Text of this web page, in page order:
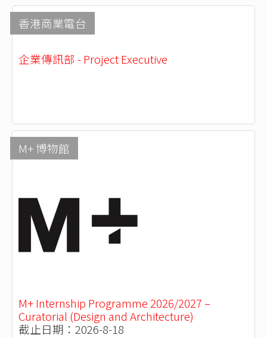
香港商業電台
企業傳訊部 - Project Executive
M+ 博物館
M+ Internship Programme 2026/2027 –
Curatorial (Design and Architecture)
截止日期：2026-8-18